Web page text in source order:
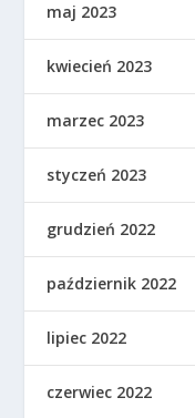
maj 2023
kwiecień 2023
marzec 2023
styczeń 2023
grudzień 2022
październik 2022
lipiec 2022
czerwiec 2022